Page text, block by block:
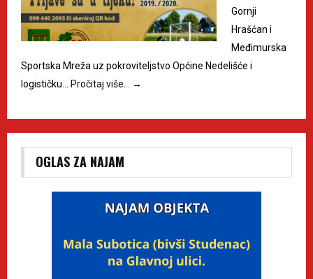
Gornji
Hrašćan i
Međimurska
Sportska Mreža uz pokroviteljstvo Općine Nedelišće i
logističku… Pročitaj više… →
OGLAS ZA NAJAM